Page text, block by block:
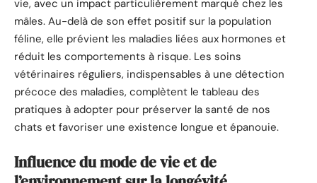
vie, avec un impact particulièrement marqué chez les
mâles. Au-delà de son effet positif sur la population
féline, elle prévient les maladies liées aux hormones et
réduit les comportements à risque. Les soins
vétérinaires réguliers, indispensables à une détection
précoce des maladies, complètent le tableau des
pratiques à adopter pour préserver la santé de nos
chats et favoriser une existence longue et épanouie.
Influence du mode de vie et de